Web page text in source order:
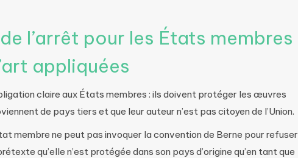
l’arrêt pour les États membres
appliquées
claire aux États membres : ils doivent protéger les œuvres
de pays tiers et que leur auteur n’est pas citoyen de l’Union.
membre ne peut pas invoquer la convention de Berne pour refuser
qu’elle n’est protégée dans son pays d’origine qu’en tant que